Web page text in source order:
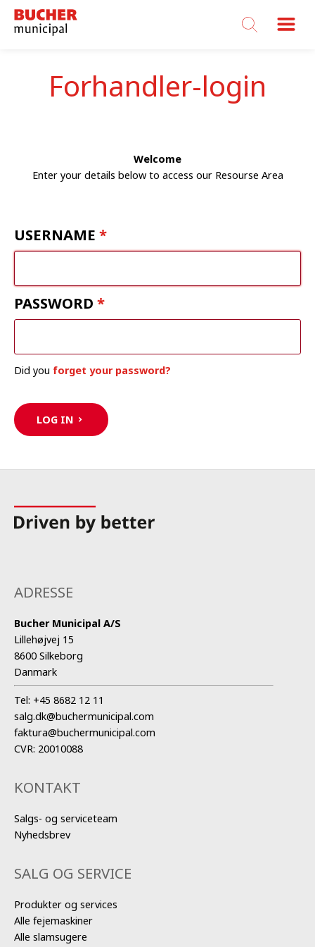
Bucher
Municipal
Forhandler-login
Welcome
Enter your details below to access our Resourse Area
USERNAME
PASSWORD
Did you forget your password?
LOG IN
ADRESSE
Bucher Municipal A/S
Lillehøjvej 15
8600 Silkeborg
Danmark
Tel: +45 8682 12 11
salg.dk@buchermunicipal.com
faktura@buchermunicipal.com
CVR: 20010088
KONTAKT
Salgs- og serviceteam
Nyhedsbrev
SALG OG SERVICE
Produkter og services
Alle fejemaskiner
Alle slamsugere